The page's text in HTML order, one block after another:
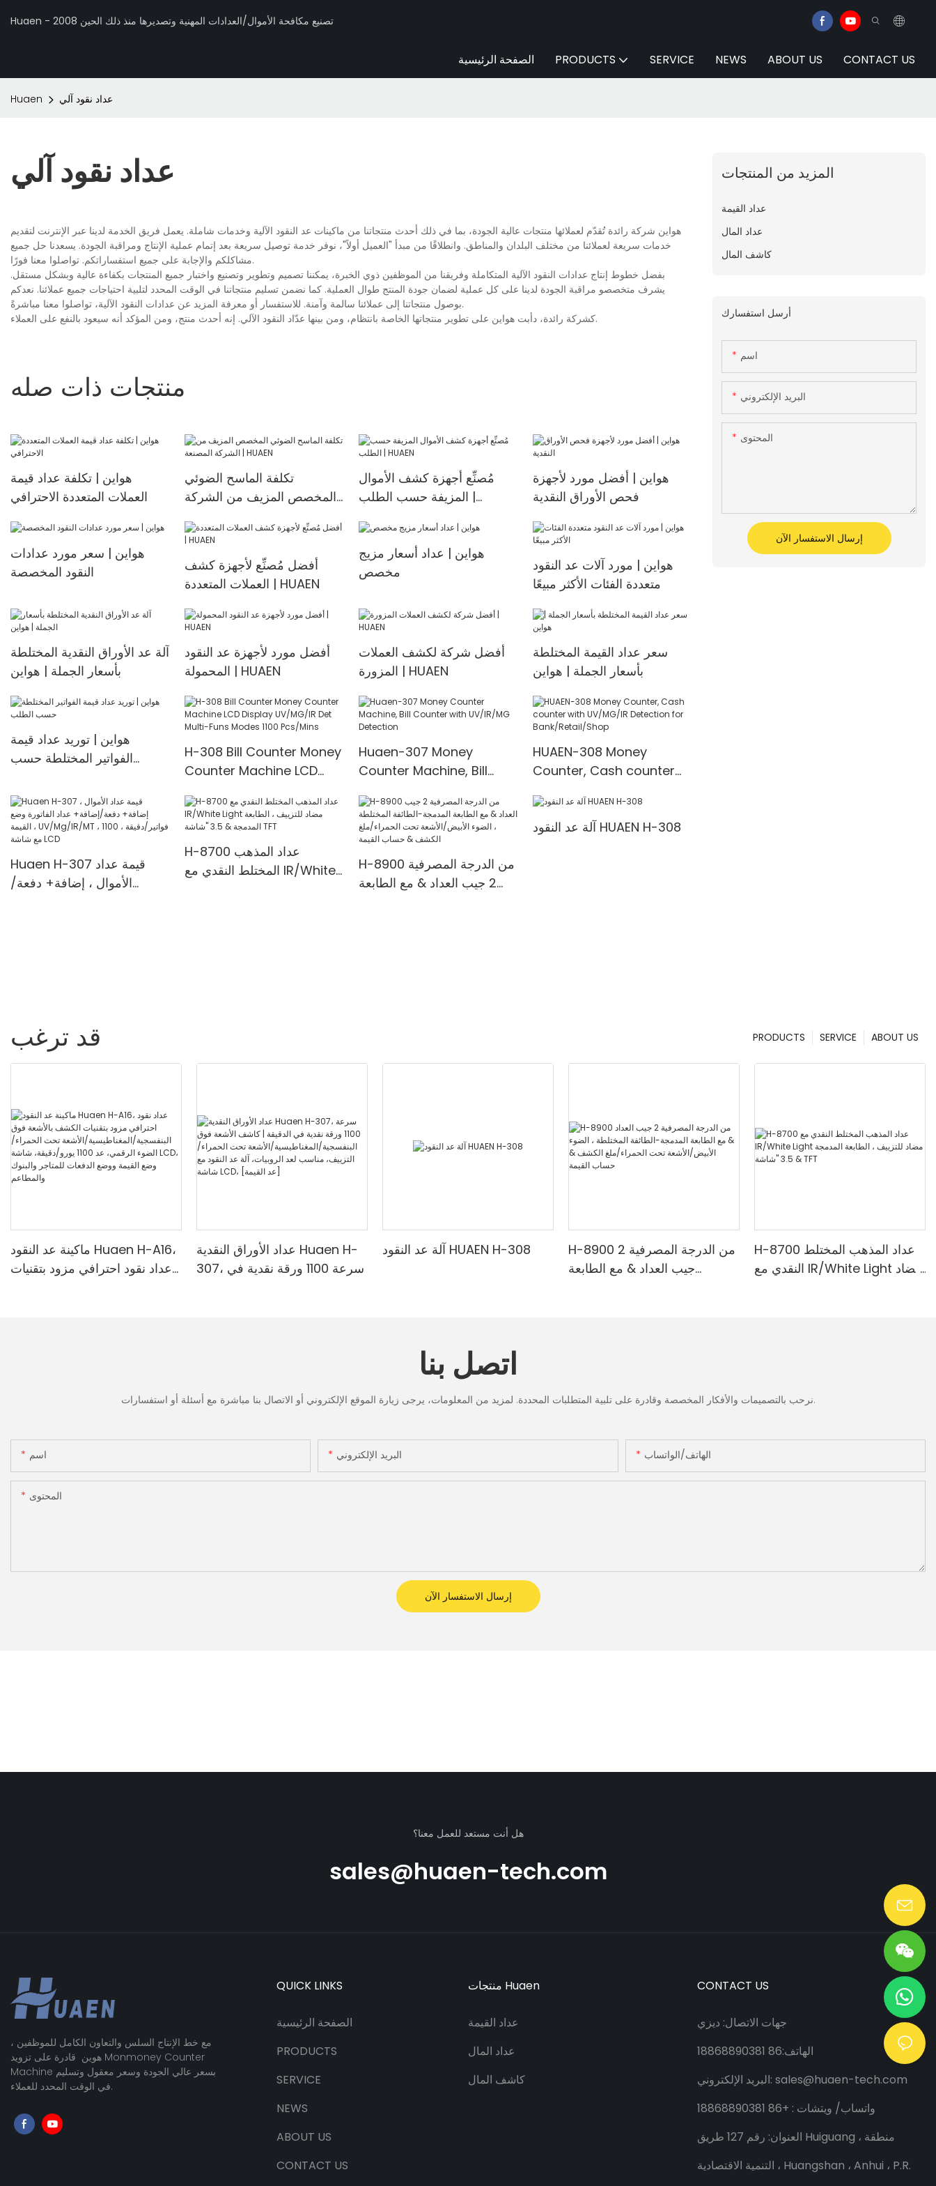
Huaen - تصنيع مكافحة الأموال/العدادات المهنية وتصديرها منذ ذلك الحين 2008
الصفحة الرئيسية PRODUCTS SERVICE NEWS ABOUT US CONTACT US
Huaen عداد نقود آلي
عداد نقود آلي
هواين شركة رائدة تُقدّم لعملائها منتجات عالية الجودة، بما في ذلك أحدث منتجاتنا من ماكينات عد النقود الآلية وخدمات شاملة. يعمل فريق الخدمة لدينا عبر الإنترنت لتقديم
خدمات سريعة لعملائنا من مختلف البلدان والمناطق. وانطلاقًا من مبدأ "العميل أولاً"، نوفر خدمة توصيل سريعة بعد إتمام عملية الإنتاج ومراقبة الجودة. يسعدنا حل جميع
مشاكلكم والإجابة على جميع استفساراتكم. تواصلوا معنا فورًا.
بفضل خطوط إنتاج عدادات النقود الآلية المتكاملة وفريقنا من الموظفين ذوي الخبرة، يمكننا تصميم وتطوير وتصنيع واختبار جميع المنتجات بكفاءة عالية وبشكل مستقل.
يشرف متخصصو مراقبة الجودة لدينا على كل عملية لضمان جودة المنتج طوال العملية. كما نضمن تسليم منتجاتنا في الوقت المحدد لتلبية احتياجات جميع عملائنا. نعدكم
بوصول منتجاتنا إلى عملائنا سالمة وآمنة. للاستفسار أو معرفة المزيد عن عدادات النقود الآلية، تواصلوا معنا مباشرةً.
كشركة رائدة، دأبت هواين على تطوير منتجاتها الخاصة بانتظام، ومن بينها عدّاد النقود الآلي. إنه أحدث منتج، ومن المؤكد أنه سيعود بالنفع على العملاء.
منتجات ذات صله
هواين | تكلفة عداد قيمة
العملات المتعددة الاحترافي
تكلفة الماسح الضوئي
المخصص المزيف من الشركة
مُصنِّع أجهزة كشف الأموال
المزيفة حسب الطلب |
هواين | أفضل مورد لأجهزة
فحص الأوراق النقدية
هواين | سعر مورد عدادات
النقود المخصصة
أفضل مُصنِّع لأجهزة كشف
العملات المتعددة | HUAEN
هواين | عداد أسعار مزيج
مخصص
هواين | مورد آلات عد النقود
متعددة الفئات الأكثر مبيعًا
آلة عد الأوراق النقدية المختلطة
بأسعار الجملة | هواين
أفضل مورد لأجهزة عد النقود
المحمولة | HUAEN
أفضل شركة لكشف العملات
المزورة | HUAEN
سعر عداد القيمة المختلطة
بأسعار الجملة | هواين
هواين | توريد عداد قيمة
الفواتير المختلطة حسب
H-308 Bill Counter Money
Counter Machine LCD
Multi-Funs Modes 1100
Pcs/Mins
Huaen-307 Money
Counter Machine, Bill
Detection
HUAEN-308 Money
Counter, Cash counter
for Bank/Retail/Shop
Huaen H-307 قيمة عداد
الأموال ، إضافة+ دفعة/
H-8700 عداد المذهب
المختلط النقدي مع IR/White
H-8900 من الدرجة المصرفية
2 جيب العداد & مع الطابعة
آلة عد النقود HUAEN H-308
المزيد من المنتجات
عداد القيمة
عداد المال
كاشف المال
أرسل استفسارك
اسم
البريد الإلكتروني
المحتوى
إرسال الاستفسار الآن
قد ترغب ABOUT US
SERVICE
PRODUCTS
ماكينة عد النقود Huaen H-A16،
عداد نقود احترافي مزود بتقنيات
عداد الأوراق النقدية Huaen H-
307، سرعة 1100 ورقة نقدية في
آلة عد النقود HUAEN H-308
H-8900 من الدرجة المصرفية 2
جيب العداد & مع الطابعة
H-8700 عداد المذهب المختلط
النقدي مع IR/White Light مضاد
اتصل بنا
نرحب بالتصميمات والأفكار المخصصة وقادرة على تلبية المتطلبات المحددة. لمزيد من المعلومات، يرجى زيارة الموقع الإلكتروني أو الاتصال بنا مباشرة مع أسئلة أو استفسارات.
اسم البريد الإلكتروني الهاتف/الواتساب
المحتوى
إرسال الاستفسار الآن
هل أنت مستعد للعمل معنا؟
sales@huaen-tech.com
مع خط الإنتاج السلس والتعاون الكامل للموظفين ،
هوين قادرة على تزويد Monmoney Counter
Machine بسعر عالي الجودة وسعر معقول وتسليم
في الوقت المحدد للعملاء.
QUICK LINKS
الصفحة الرئيسية
PRODUCTS
SERVICE
NEWS
ABOUT US
CONTACT US
منتجات Huaen
عداد القيمة
عداد المال
كاشف المال
CONTACT US
جهات الاتصال: ديزي
الهاتف:86 18868890381
البريد الإلكتروني: sales@huaen-tech.com
واتساب/ ويتشات : +86 18868890381
العنوان: رقم 127 طريق Huiguang ، منطقة
التنمية الاقتصادية ، Huangshan ، Anhui ، P.R.